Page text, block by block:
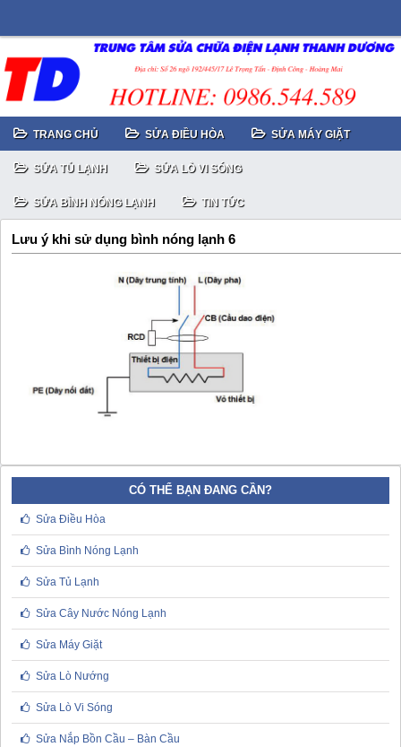
TRANG CHỦ SỬA ĐIỀU HÒA SỬA MÁY GIẶT
SỬA TỦ LẠNH SỬA LÒ VI SÓNG
SỬA BÌNH NÓNG LẠNH TIN TỨC
Lưu ý khi sử dụng bình nóng lạnh 6
CÓ THỂ BẠN ĐANG CẦN?
Sửa Điều Hòa
Sửa Bình Nóng Lạnh
Sửa Tủ Lạnh
Sửa Cây Nước Nóng Lạnh
Sửa Máy Giặt
Sửa Lò Nướng
Sửa Lò Vi Sóng
Sửa Nắp Bồn Cầu – Bàn Cầu